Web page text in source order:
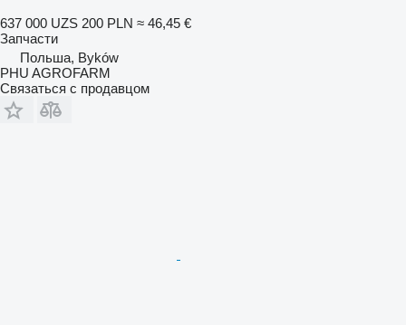
637 000 UZS 200 PLN ≈ 46,45 €
Запчасти
Польша, Byków
PHU AGROFARM
Связаться с продавцом